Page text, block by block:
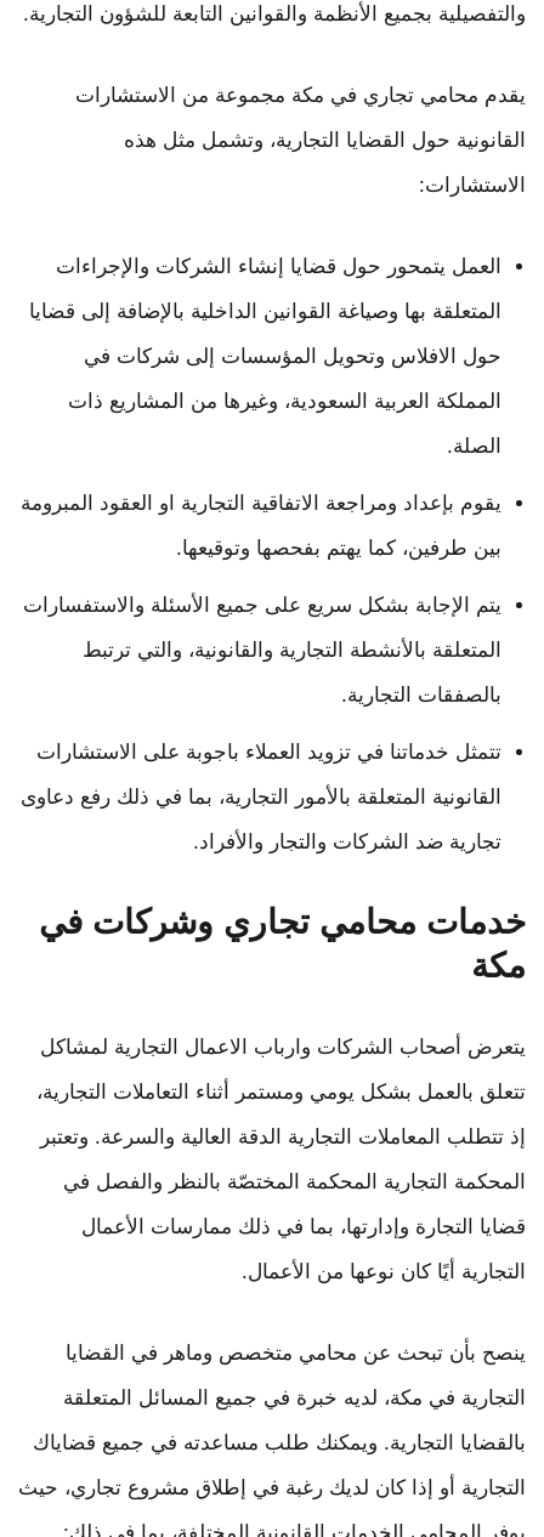
والتفصيلية بجميع الأنظمة والقوانين التابعة للشؤون التجارية.
يقدم محامي تجاري في مكة مجموعة من الاستشارات
القانونية حول القضايا التجارية، وتشمل مثل هذه
الاستشارات:
العمل يتمحور حول قضايا إنشاء الشركات والإجراءات
المتعلقة بها وصياغة القوانين الداخلية بالإضافة إلى قضايا
حول الافلاس وتحويل المؤسسات إلى شركات في
المملكة العربية السعودية، وغيرها من المشاريع ذات
الصلة.
يقوم بإعداد ومراجعة الاتفاقية التجارية او العقود المبرومة
بين طرفين، كما يهتم بفحصها وتوقيعها.
يتم الإجابة بشكل سريع على جميع الأسئلة والاستفسارات
المتعلقة بالأنشطة التجارية والقانونية، والتي ترتبط
بالصفقات التجارية.
تتمثل خدماتنا في تزويد العملاء باجوبة على الاستشارات
القانونية المتعلقة بالأمور التجارية، بما في ذلك رفع دعاوى
تجارية ضد الشركات والتجار والأفراد.
خدمات محامي تجاري وشركات في
مكة
يتعرض أصحاب الشركات وارباب الاعمال التجارية لمشاكل
تتعلق بالعمل بشكل يومي ومستمر أثناء التعاملات التجارية،
إذ تتطلب المعاملات التجارية الدقة العالية والسرعة. وتعتبر
المحكمة التجارية المحكمة المختصّة بالنظر والفصل في
قضايا التجارة وإدارتها، بما في ذلك ممارسات الأعمال
التجارية أيًا كان نوعها من الأعمال.
ينصح بأن تبحث عن محامي متخصص وماهر في القضايا
التجارية في مكة، لديه خبرة في جميع المسائل المتعلقة
بالقضايا التجارية. ويمكنك طلب مساعدته في جميع قضاياك
التجارية أو إذا كان لديك رغبة في إطلاق مشروع تجاري، حيث